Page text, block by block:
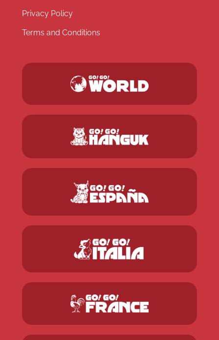
Privacy Policy
Terms and Conditions